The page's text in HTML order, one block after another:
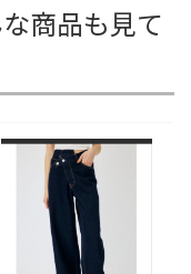
商品も見て